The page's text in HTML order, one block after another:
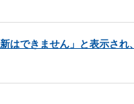
はできません」と表示され、